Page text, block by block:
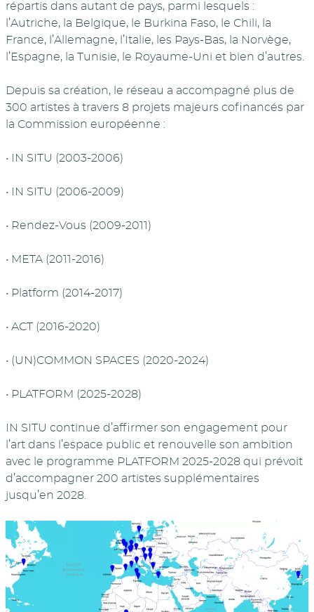
répartis dans autant de pays, parmi lesquels :
l’Autriche, la Belgique, le Burkina Faso, le Chili, la
France, l’Allemagne, l’Italie, les Pays-Bas, la Norvège,
l’Espagne, la Tunisie, le Royaume-Uni et bien d’autres.
Depuis sa création, le réseau a accompagné plus de
300 artistes à travers 8 projets majeurs cofinancés par
la Commission européenne :
• IN SITU (2003-2006)
• IN SITU (2006-2009)
• Rendez-Vous (2009-2011)
• META (2011-2016)
• Platform (2014-2017)
• ACT (2016-2020)
• (UN)COMMON SPACES (2020-2024)
• PLATFORM (2025-2028)
IN SITU continue d’affirmer son engagement pour
l’art dans l’espace public et renouvelle son ambition
avec le programme PLATFORM 2025-2028 qui prévoit
d’accompagner 200 artistes supplémentaires
jusqu’en 2028.